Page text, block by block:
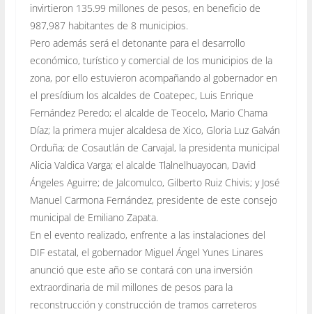
invirtieron 135.99 millones de pesos, en beneficio de
987,987 habitantes de 8 municipios.
Pero además será el detonante para el desarrollo
económico, turístico y comercial de los municipios de la
zona, por ello estuvieron acompañando al gobernador en
el presídium los alcaldes de Coatepec, Luis Enrique
Fernández Peredo; el alcalde de Teocelo, Mario Chama
Díaz; la primera mujer alcaldesa de Xico, Gloria Luz Galván
Orduña; de Cosautlán de Carvajal, la presidenta municipal
Alicia Valdica Varga; el alcalde Tlalnelhuayocan, David
Ángeles Aguirre; de Jalcomulco, Gilberto Ruiz Chivis; y José
Manuel Carmona Fernández, presidente de este consejo
municipal de Emiliano Zapata.
En el evento realizado, enfrente a las instalaciones del
DIF estatal, el gobernador Miguel Ángel Yunes Linares
anunció que este año se contará con una inversión
extraordinaria de mil millones de pesos para la
reconstrucción y construcción de tramos carreteros